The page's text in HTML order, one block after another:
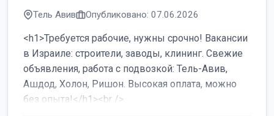
Тель Авив Опубликовано: 07.06.2026
<h1>Требуется рабочие, нужны срочно! Вакансии
в Израиле: строители, заводы, клининг. Свежие
объявления, работа с подвозкой: Тель-Авив,
Ашдод, Холон, Ришон. Высокая оплата, можно
без опыта!</h1><br />